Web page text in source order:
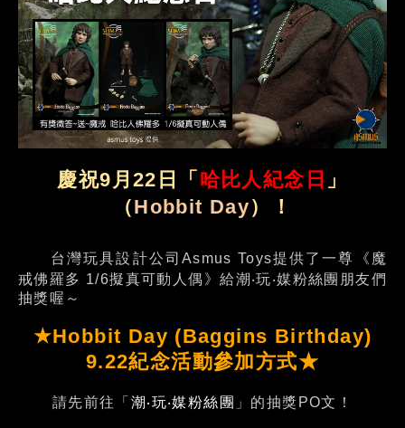
慶祝9月22日「 哈比人紀念日 」
（Hobbit Day）！
台灣玩具設計公司Asmus Toys提供了一尊《魔
戒佛羅多 1/6擬真可動人偶》給潮‧玩‧媒粉絲團朋友們
抽獎喔～
★Hobbit Day (Baggins Birthday)
9.22紀念活動參加方式★
請先前往「 潮‧玩‧媒粉絲團 」的抽獎PO文！